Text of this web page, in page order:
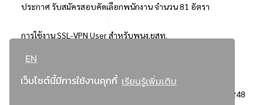
EN
เว็บไซต์นี้มีการใช้งานคุกกี้ เรียนรู้เพิ่มเติม
ประกาศ รับสมัครสอบคัดเลือกพนักงาน จำนวน 81 อัตรา
การใช้งาน SSL-VPN User สำหรับพนง.ยสท.
..ยอดนิยม..
3248